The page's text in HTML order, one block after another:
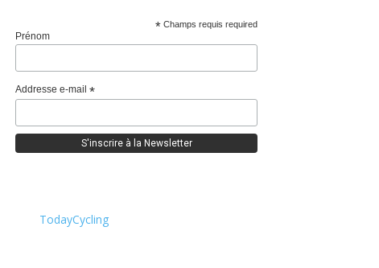
* Champs requis required
Prénom
Addresse e-mail *
TodayCycling